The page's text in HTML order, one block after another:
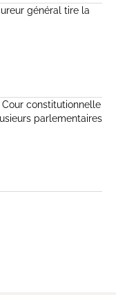
général tire la
constitutionnelle
parlementaires